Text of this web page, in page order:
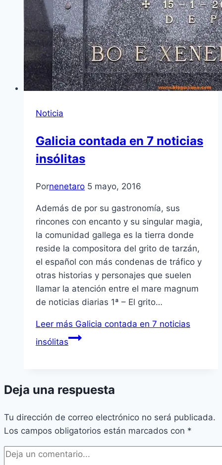
Noticia
Galicia contada en 7 noticias
insólitas
Pornenetaro 5 mayo, 2016
Además de por su gastronomía, sus
rincones con encanto y su singular magia,
la comunidad gallega es la tierra donde
reside la compositora del grito de tarzán,
el español con más condenas de tráfico y
otras historias y personajes que suelen
llamar la atención entre el mare magnum
de noticias diarias 1ª – El grito…
Leer más Galicia contada en 7 noticias
insólitas
Deja una respuesta
Tu dirección de correo electrónico no será publicada.
Los campos obligatorios están marcados con *